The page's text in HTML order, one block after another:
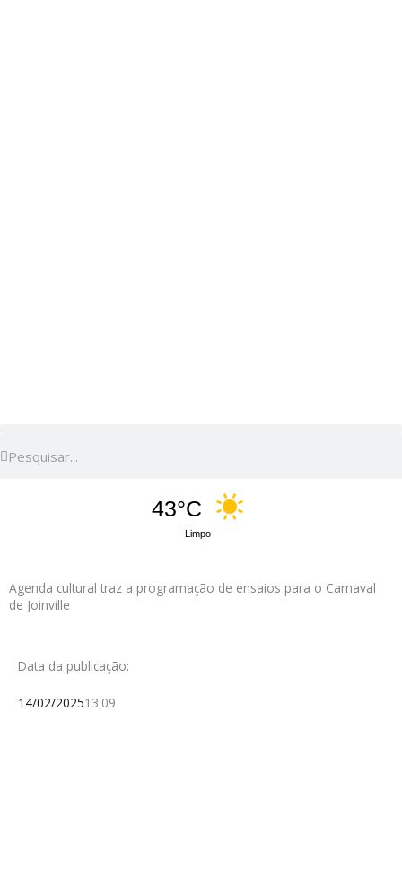
43°C
Limpo
Agenda cultural traz a programação de ensaios para o Carnaval
de Joinville
Data da publicação:
14/02/202513:09